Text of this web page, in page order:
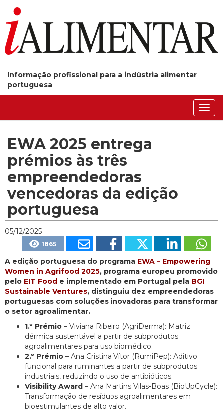
Informação profissional para a indústria alimentar
portuguesa
EWA 2025 entrega
prémios às três
empreendedoras
vencedoras da edição
portuguesa
05/12/2025
1865
A edição portuguesa do programa EWA – Empowering
Women in Agrifood 2025, programa europeu promovido
pelo EIT Food e implementado em Portugal pela BGI
Sustainable Ventures, distinguiu dez empreendedoras
portuguesas com soluções inovadoras para transformar
o setor agroalimentar.
1.º Prémio – Viviana Ribeiro (AgriDerma): Matriz
dérmica sustentável a partir de subprodutos
agroalimentares para uso biomédico.
2.º Prémio – Ana Cristina Vítor (RumiPep): Aditivo
funcional para ruminantes a partir de subprodutos
industriais, reduzindo o uso de antibióticos.
Visibility Award – Ana Martins Vilas-Boas (BioUpCycle):
Transformação de resíduos agroalimentares em
bioestimulantes de alto valor.